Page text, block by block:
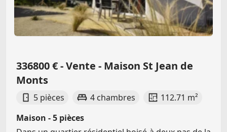
336800 € - Vente - Maison St Jean de
Monts
5 pièces 4 chambres
112.71 m²
Maison - 5 pièces